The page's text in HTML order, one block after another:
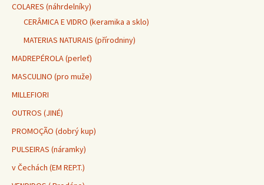
COLARES (náhrdelníky)
CERÂMICA E VIDRO (keramika a sklo)
MATERIAS NATURAIS (přírodniny)
MADREPÉROLA (perleť)
MASCULINO (pro muže)
MILLEFIORI
OUTROS (JINÉ)
PROMOÇÃO (dobrý kup)
PULSEIRAS (náramky)
v Čechách (EM REP.T.)